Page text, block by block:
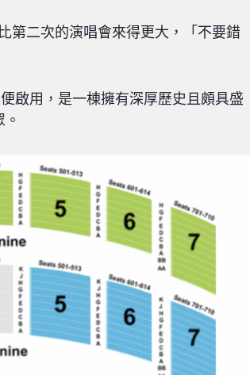
第二次的演唱會來得更大，「不要錯
啟用，是一棟擁有深厚歷史且頗具盛